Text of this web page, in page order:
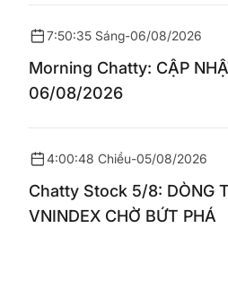
7:50:35 Sáng-06/08/2026
Morning Chatty: CẬP
06/08/2026
4:00:48 Chiều-05/08/2026
Chatty Stock 5/8: DÒNG
VNINDEX CHỜ BỨT PHÁ